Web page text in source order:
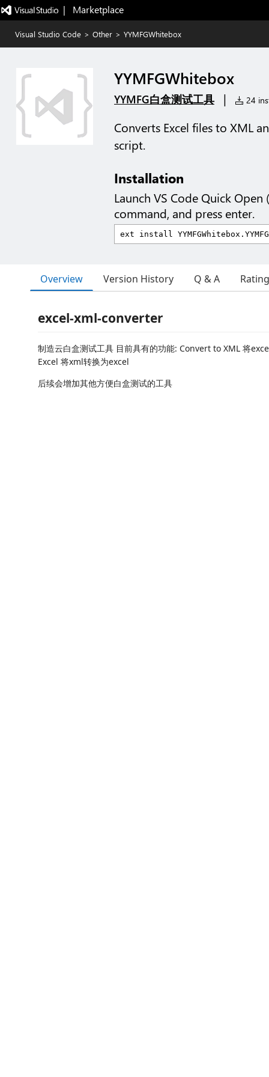
|   Marketplace
Visual Studio Code > Other > YYMFGWhitebox
YYMFGWhitebox
YYMFG白盒测试工具 | 24
Converts Excel files to XML
script.
Installation
Launch VS Code Quick Open (
command, and press enter.
Overview Version History Q & A
excel-xml-converter
制造云白盒测试工具 目前具有的功能: Convert to XML 将
Excel 将xml转换为excel
后续会增加其他方便白盒测试的工具